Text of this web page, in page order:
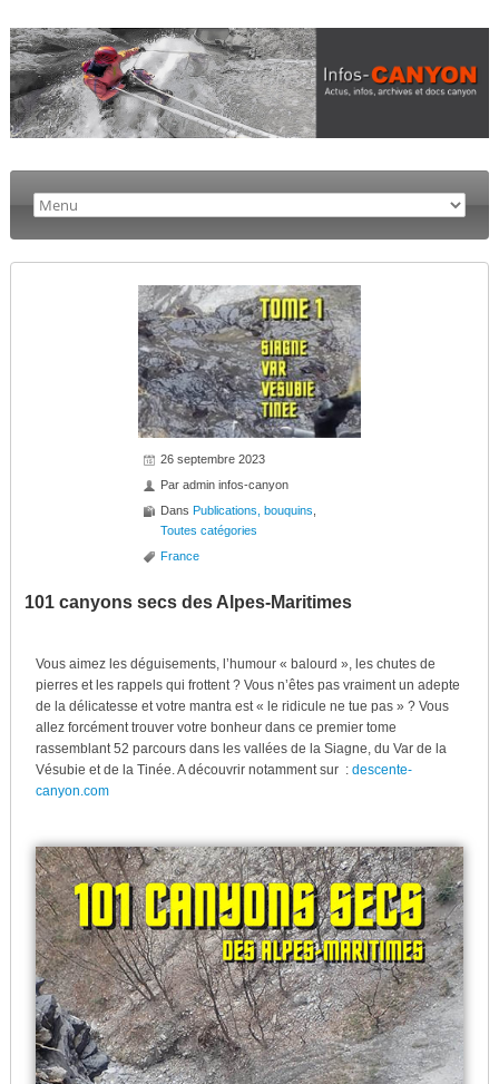
26 septembre 2023
Par admin infos-canyon
Dans Publications, bouquins
Toutes catégories
France
101 canyons secs des Alpes-Maritimes
Vous aimez les déguisements, l’humour « balourd », les chutes de
pierres et les rappels qui frottent ? Vous n’êtes pas vraiment un adepte
de la délicatesse et votre mantra est « le ridicule ne tue pas » ? Vous
allez forcément trouver votre bonheur dans ce premier tome
rassemblant 52 parcours dans les vallées de la Siagne, du Var de la
Vésubie et de la Tinée. A découvrir notamment sur : descente-
canyon.com